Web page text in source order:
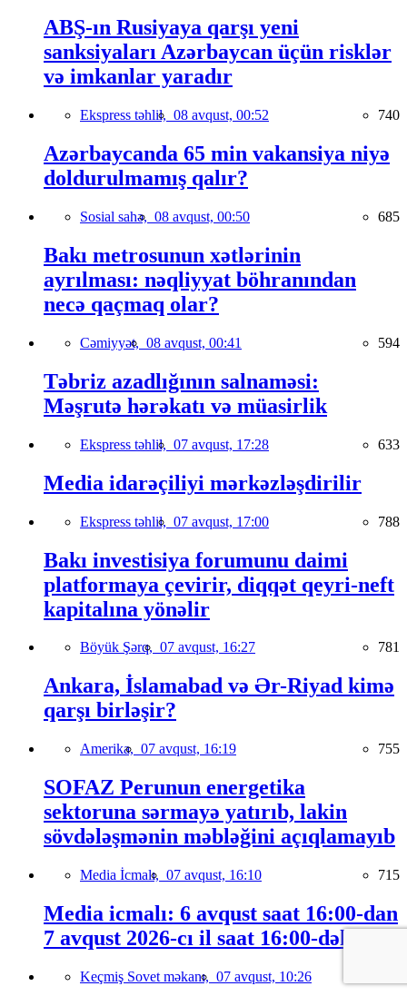
ABŞ-ın Rusiyaya qarşı yeni
sanksiyaları Azərbaycan üçün risklər
və imkanlar yaradır
Ekspress təhlil, 08 avqust, 00:52 740
Azərbaycanda 65 min vakansiya niyə
doldurulmamış qalır?
Sosial sahə, 08 avqust, 00:50 685
Bakı metrosunun xətlərinin
ayrılması: nəqliyyat böhranından
necə qaçmaq olar?
Cəmiyyət, 08 avqust, 00:41 594
Təbriz azadlığının salnaməsi:
Məşrutə hərəkatı və müasirlik
Ekspress təhlil, 07 avqust, 17:28 633
Media idarəçiliyi mərkəzləşdirilir
Ekspress təhlil, 07 avqust, 17:00 788
Bakı investisiya forumunu daimi
platformaya çevirir, diqqət qeyri-neft
kapitalına yönəlir
Böyük Şərq, 07 avqust, 16:27 781
Ankara, İslamabad və Ər-Riyad kimə
qarşı birləşir?
Amerika, 07 avqust, 16:19 755
SOFAZ Perunun energetika
sektoruna sərmayə yatırıb, lakin
sövdələşmənin məbləğini açıqlamayıb
Media İcmalı, 07 avqust, 16:10 715
Media icmalı: 6 avqust saat 16:00-dan
7 avqust 2026-cı il saat 16:00-dək
Keçmiş Sovet məkanı, 07 avqust, 10:26